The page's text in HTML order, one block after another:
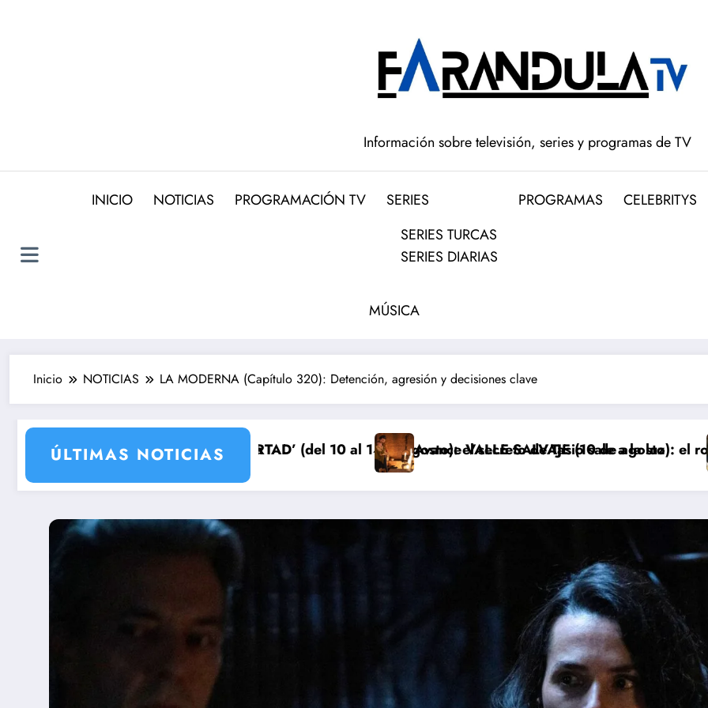
Información sobre televisión, series y programas de TV
INICIO NOTICIAS PROGRAMACIÓN TV
SERIES
SERIES TURCAS
SERIES DIARIAS
PROGRAMAS CELEBRITYS
MÚSICA
Inicio NOTICIAS LA MODERNA (Capítulo 320): Detención, agresión y decisiones clave
ÚLTIMAS NOTICIAS
su venganza
DE LIBERTAD’ (del 10 al 14de agosto): el secreto de Tasio sale a la luz
Avance VALLE SALVAJE (10 de agosto): el robo de los bebés sale a
Avance ‘LA